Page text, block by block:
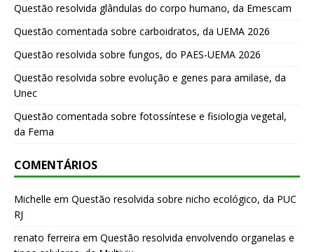
Questão resolvida glândulas do corpo humano, da Emescam
Questão comentada sobre carboidratos, da UEMA 2026
Questão resolvida sobre fungos, do PAES-UEMA 2026
Questão resolvida sobre evolução e genes para amilase, da
Unec
Questão comentada sobre fotossíntese e fisiologia vegetal,
da Fema
COMENTÁRIOS
Michelle em Questão resolvida sobre nicho ecológico, da PUC
RJ
renato ferreira em Questão resolvida envolvendo organelas e